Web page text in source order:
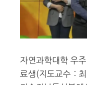
자연과학대학 우
료생(지도교수 :